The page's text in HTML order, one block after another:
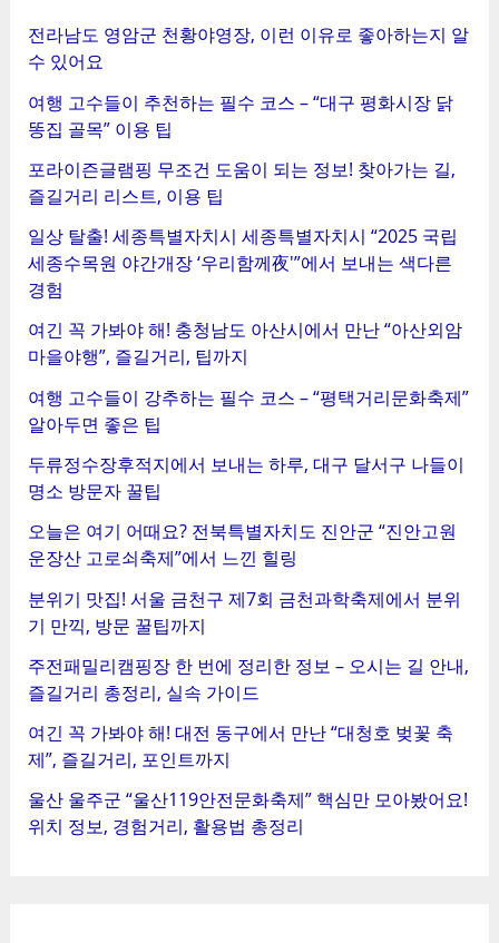
전라남도 영암군 천황야영장, 이런 이유로 좋아하는지 알
수 있어요
여행 고수들이 추천하는 필수 코스 – “대구 평화시장 닭
똥집 골목” 이용 팁
포라이즌글램핑 무조건 도움이 되는 정보! 찾아가는 길,
즐길거리 리스트, 이용 팁
일상 탈출! 세종특별자치시 세종특별자치시 “2025 국립
세종수목원 야간개장 ‘우리함께夜'”에서 보내는 색다른
경험
여긴 꼭 가봐야 해! 충청남도 아산시에서 만난 “아산외암
마을야행”, 즐길거리, 팁까지
여행 고수들이 강추하는 필수 코스 – “평택거리문화축제”
알아두면 좋은 팁
두류정수장후적지에서 보내는 하루, 대구 달서구 나들이
명소 방문자 꿀팁
오늘은 여기 어때요? 전북특별자치도 진안군 “진안고원
운장산 고로쇠축제”에서 느낀 힐링
분위기 맛집! 서울 금천구 제7회 금천과학축제에서 분위
기 만끽, 방문 꿀팁까지
주전패밀리캠핑장 한 번에 정리한 정보 – 오시는 길 안내,
즐길거리 총정리, 실속 가이드
여긴 꼭 가봐야 해! 대전 동구에서 만난 “대청호 벚꽃 축
제”, 즐길거리, 포인트까지
울산 울주군 “울산119안전문화축제” 핵심만 모아봤어요!
위치 정보, 경험거리, 활용법 총정리